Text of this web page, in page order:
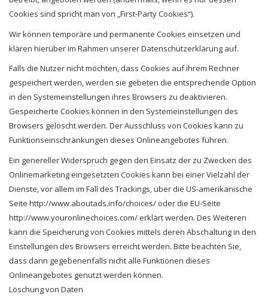
Cookies sind spricht man von „First-Party Cookies“).
Wir können temporäre und permanente Cookies einsetzen und
klären hierüber im Rahmen unserer Datenschutzerklärung auf.
Falls die Nutzer nicht möchten, dass Cookies auf ihrem Rechner
gespeichert werden, werden sie gebeten die entsprechende Option
in den Systemeinstellungen ihres Browsers zu deaktivieren.
Gespeicherte Cookies können in den Systemeinstellungen des
Browsers gelöscht werden. Der Ausschluss von Cookies kann zu
Funktionseinschränkungen dieses Onlineangebotes führen.
Ein genereller Widerspruch gegen den Einsatz der zu Zwecken des
Onlinemarketing eingesetzten Cookies kann bei einer Vielzahl der
Dienste, vor allem im Fall des Trackings, über die US-amerikanische
Seite http://www.aboutads.info/choices/ oder die EU-Seite
http://www.youronlinechoices.com/ erklärt werden. Des Weiteren
kann die Speicherung von Cookies mittels deren Abschaltung in den
Einstellungen des Browsers erreicht werden. Bitte beachten Sie,
dass dann gegebenenfalls nicht alle Funktionen dieses
Onlineangebotes genutzt werden können.
Löschung von Daten